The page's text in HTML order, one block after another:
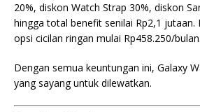
20%, diskon Watch Strap 30%, diskon
hingga total benefit senilai Rp2,1 jutaan.
opsi cicilan ringan mulai Rp458.250/bulan.
Dengan semua keuntungan ini, Galaxy
yang sayang untuk dilewatkan.